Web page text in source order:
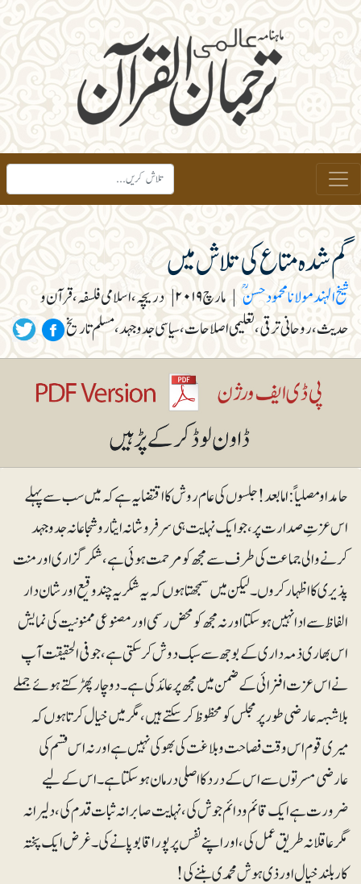
گم شدہ متاع کی تلاش میں
شیخ الہند مولانا محمود حسنؒ مارچ ۲۰۱۹ | دریچہ، اسلامی فلسفہ، قرآن و
حدیث، روحانی ترقی، تعلیمی اصلاحات، سیاسی جدوجہد، مسلم تاریخ
حامدا و مصلیاً: اما بعد ! جلسوں کی عام روش کا اقتضا یہ ہے کہ میں سب سے پہلے
اس عزتِ صدارت پر، جو ایک نہایت ہی سرفروشانہ ایثار و شجاعانہ جد و جہد
کرنے والی جماعت کی طرف سے مجھ کو مرحمت ہوئی ہے، شکرگزاری اور منت
پذیری کا اظہار کروں۔ لیکن میں سمجھتا ہوں کہ یہ شکریہ چند وقیع اور شان دار
الفاظ سے ادا نہیں ہوسکتا اور نہ مجھ کو محض رسمی اور مصنوعی ممنونیت کی نمایش
اس بھاری ذمہ داری کے بوجھ سے سبک دوش کرسکتی ہے، جو فی الحقیقت آپ
نے اس عزت افزائی کے ضمن میں مجھ پر عائد کی ہے۔ دو چار پھڑکتے ہوئے جملے
بلاشبہہ عارضی طور پر مجلس کو محظوظ کرسکتے ہیں، مگر میں خیال کرتا ہوں کہ
میری قوم اس وقت فصاحت و بلاغت کی بھوکی نہیں ہے اور نہ اس قسم کی
عارضی مسرتوں سے اس کے درد کا اصلی درمان ہوسکتا ہے۔ اس کے لیے
ضرورت ہے ایک قائم و دائم جوش کی، نہایت صابرانہ ثبات قدم کی، دلیرانہ
مگر عاقلانہ طریق عمل کی، اور اپنے نفس پر پورا قابو پانے کی۔ غرض ایک پختہ
کار بلند خیال اور ذی ہوش محمدی بننے کی!